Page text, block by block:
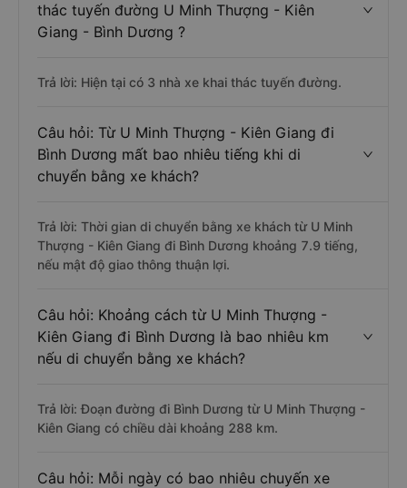
thác tuyến đường U Minh Thượng - Kiên
Giang - Bình Dương ?
Trả lời: Hiện tại có 3 nhà xe khai thác tuyến đường.
Câu hỏi: Từ U Minh Thượng - Kiên Giang đi
Bình Dương mất bao nhiêu tiếng khi di
chuyển bằng xe khách?
Trả lời: Thời gian di chuyển bằng xe khách từ U Minh
Thượng - Kiên Giang đi Bình Dương khoảng 7.9 tiếng,
nếu mật độ giao thông thuận lợi.
Câu hỏi: Khoảng cách từ U Minh Thượng -
Kiên Giang đi Bình Dương là bao nhiêu km
nếu di chuyển bằng xe khách?
Trả lời: Đoạn đường đi Bình Dương từ U Minh Thượng -
Kiên Giang có chiều dài khoảng 288 km.
Câu hỏi: Mỗi ngày có bao nhiêu chuyến xe